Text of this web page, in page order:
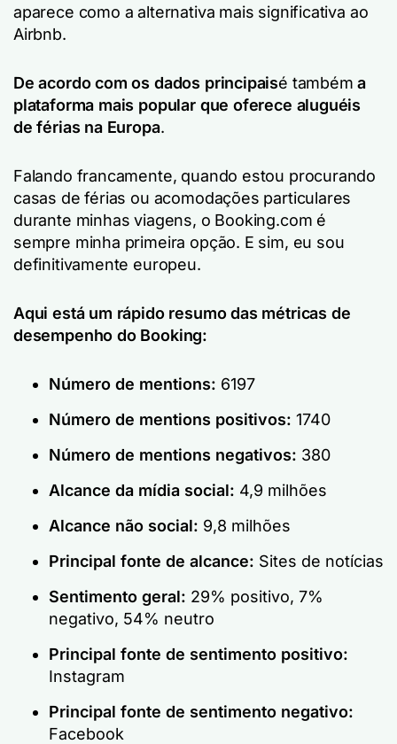
aparece como a alternativa mais significativa ao
Airbnb.
De acordo com os dados principaisé também a
plataforma mais popular que oferece aluguéis
de férias na Europa.
Falando francamente, quando estou procurando
casas de férias ou acomodações particulares
durante minhas viagens, o Booking.com é
sempre minha primeira opção. E sim, eu sou
definitivamente europeu.
Aqui está um rápido resumo das métricas de
desempenho do Booking:
Número de mentions: 6197
Número de mentions positivos: 1740
Número de mentions negativos: 380
Alcance da mídia social: 4,9 milhões
Alcance não social: 9,8 milhões
Principal fonte de alcance: Sites de notícias
Sentimento geral: 29% positivo, 7%
negativo, 54% neutro
Principal fonte de sentimento positivo:
Instagram
Principal fonte de sentimento negativo:
Facebook